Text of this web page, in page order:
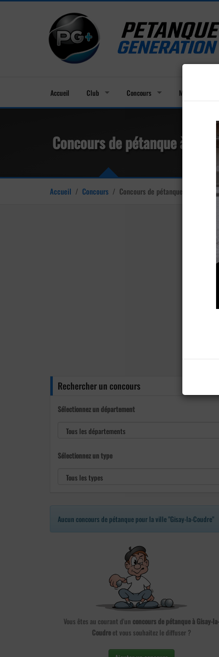
Accueil Club Concours Membres
Concours de pétanque à
Accueil / Concours / Concours de pétanque à Gisay-la-
Rechercher un concours
Sélectionnez un département
Sélectionnez un type
Aucun concours de pétanque pour la ville "Gisay-la-Coudre"
Vous êtes au courant d'un concours de pétanque à Gisay-la-
Coudreet vous souhaitez le diffuser ?